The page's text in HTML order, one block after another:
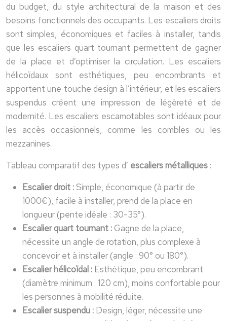
du budget, du style architectural de la maison et des
besoins fonctionnels des occupants. Les escaliers droits
sont simples, économiques et faciles à installer, tandis
que les escaliers quart tournant permettent de gagner
de la place et d’optimiser la circulation. Les escaliers
hélicoïdaux sont esthétiques, peu encombrants et
apportent une touche design à l’intérieur, et les escaliers
suspendus créent une impression de légèreté et de
modernité. Les escaliers escamotables sont idéaux pour
les accès occasionnels, comme les combles ou les
mezzanines.
Tableau comparatif des types d’ escaliers métalliques :
Escalier droit :Simple, économique (à partir de
1000€), facile à installer, prend de la place en
longueur (pente idéale : 30-35°).
Escalier quart tournant : Gagne de la place,
nécessite un angle de rotation, plus complexe à
concevoir et à installer (angle : 90° ou 180°).
Escalier hélicoïdal : Esthétique, peu encombrant
(diamètre minimum : 120 cm), moins confortable pour
les personnes à mobilité réduite.
Escalier suspendu : Design, léger, nécessite une